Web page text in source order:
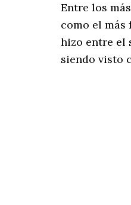
Entre los
como el
hizo entre el
siendo visto